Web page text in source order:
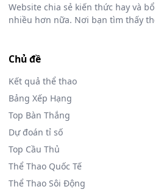
Website chia sẻ kiến thức hay và
nhiều hơn nữa. Nơi bạn tìm thấy
Chủ đề
Kết quả thể thao
Bảng Xếp Hạng
Top Bàn Thắng
Dự đoán tỉ số
Top Cầu Thủ
Thể Thao Quốc Tế
Thể Thao Sôi Động